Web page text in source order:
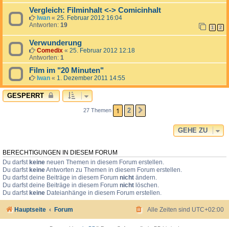
Vergleich: Filminhalt <-> Comicinhalt
Iwan « 25. Februar 2012 16:04
Antworten: 19 1 2
Verwunderung
Comedix « 25. Februar 2012 12:18
Antworten: 1
Film im "20 Minuten"
Iwan « 1. Dezember 2011 14:55
GESPERRT
27 Themen 1 2
GEHE ZU
BERECHTIGUNGEN IN DIESEM FORUM
Du darfst keine neuen Themen in diesem Forum erstellen.
Du darfst keineAntworten zu Themen in diesem Forum erstellen.
Du darfst deine Beiträge in diesem Forum nicht ändern.
Du darfst deine Beiträge in diesem Forum nicht löschen.
Du darfst keine Dateianhänge in diesem Forum erstellen.
Hauptseite Forum Alle Zeiten sind UTC+02:00